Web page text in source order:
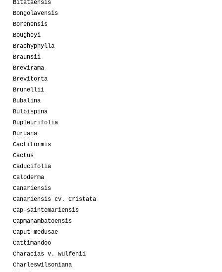
Bitataensis
Bongolavensis
Borenensis
Bougheyi
Brachyphylla
Braunsii
Brevirama
Brevitorta
Brunellii
Bubalina
Bulbispina
Bupleurifolia
Buruana
Cactiformis
Cactus
Caducifolia
Caloderma
Canariensis
Canariensis cv. Cristata
Cap-saintemariensis
Capmanambatoensis
Caput-medusae
Cattimandoo
Characias v. wulfenii
Charleswilsoniana